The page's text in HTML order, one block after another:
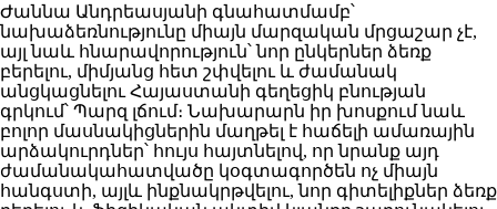
Ժաննա Անդրեասյանի գնահատմամբ՝
նախաձեռնությունը միայն մարզական մրցաշար չէ,
այլ նաև հնարավորություն՝ նոր ընկերներ ձեռք
բերելու, միմյանց հետ շփվելու և ժամանակ
անցկացնելու Հայաստանի գեղեցիկ բնության
գրկում՝ Պարզ լճում։ Նախարարն իր խոսքում նաև
բոլոր մասնակիցներին մաղթել է հաճելի ամառային
արձակուրդներ՝ հույս հայտնելով, որ նրանք այդ
ժամանակահատվածը կօգտագործեն ոչ միայն
հանգստի, այլև ինքնակրթվելու, նոր գիտելիքներ ձեռք